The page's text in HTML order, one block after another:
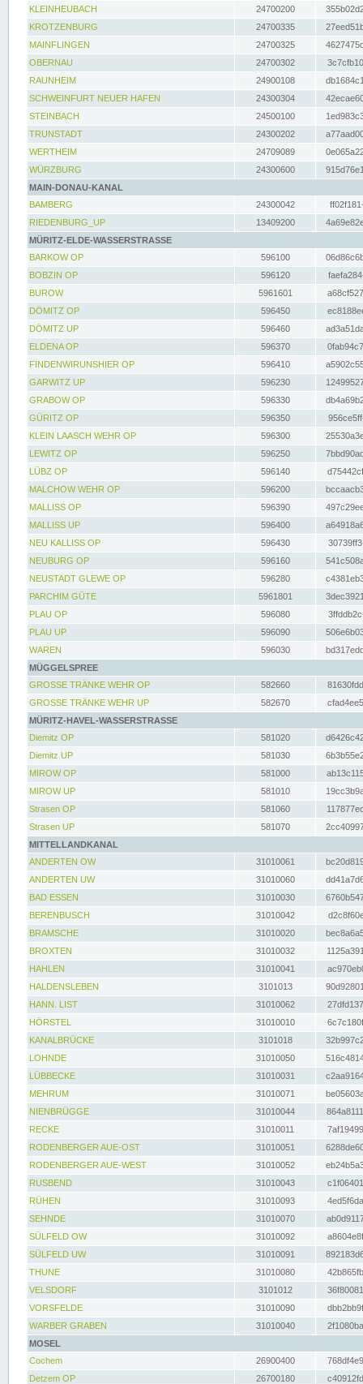
KLEINHEUBACH 24700200
KROTZENBURG
24700335
MAINFLINGEN
24700325
OBERNAU
24700302
RAUNHEIM
24900108
SCHWEINFURT NEUER HAFEN
24300304
STEINBACH
24500100
TRUNSTADT
24300202
WERTHEIM
24709089
WÜRZBURG
24300600
MAIN-DONAU-KANAL
BAMBERG
24300042
RIEDENBURG_UP
13409200
MÜRITZ-ELDE-WASSERSTRASSE
BARKOW OP
596100
BOBZIN OP
596120
BUROW
5961601
DÖMITZ OP
596450
DÖMITZ UP
596460
ELDENA OP
596370
FINDENWIRUNSHIER OP
596410
GARWITZ UP
596230
GRABOW OP
596330
GÜRITZ OP
596350
KLEIN LAASCH WEHR OP
596300
LEWITZ OP
596250
LÜBZ OP
596140
MALCHOW WEHR OP
596200
MALLISS OP
596390
MALLISS UP
596400
NEU KALLISS OP
596430
NEUBURG OP
596160
NEUSTADT GLEWE OP
596280
PARCHIM GÜTE
5961801
PLAU OP
596080
PLAU UP
596090
WAREN
596030
MÜGGELSPREE
GROSSE TRÄNKE WEHR OP
582660
GROSSE TRÄNKE WEHR UP
582670
MÜRITZ-HAVEL-WASSERSTRASSE
Diemitz OP
581020
Diemitz UP
581030
MIROW OP
581000
MIROW UP
581010
Strasen OP
581060
Strasen UP
581070
MITTELLANDKANAL
ANDERTEN OW
31010061
ANDERTEN UW
31010060
BAD ESSEN
31010030
BERENBUSCH
31010042
BRAMSCHE
31010020
BROXTEN
31010032
HAHLEN
31010041
HALDENSLEBEN
3101013
HANN. LIST
31010062
HÖRSTEL
31010010
KANALBRÜCKE
3101018
LOHNDE
31010050
LÜBBECKE
31010031
MEHRUM
31010071
NIENBRÜGGE
31010044
RECKE
31010011
RODENBERGER AUE-OST
31010051
RODENBERGER AUE-WEST
31010052
RUSBEND
31010043
RÜHEN
31010093
SEHNDE
31010070
SÜLFELD OW
31010092
SÜLFELD UW
31010091
THUNE
31010080
VELSDORF
3101012
VORSFELDE
31010090
WARBER GRABEN
31010040
MOSEL
Cochem
26900400
Detzem OP
26700180